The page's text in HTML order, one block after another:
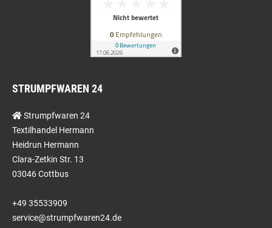
STRUMPFWAREN 24
Strumpfwaren 24
Textilhandel Hermann
Heidrun Hermann
Clara-Zetkin Str. 13
03046 Cottbus
+49 35533909
service@strumpfwaren24.de